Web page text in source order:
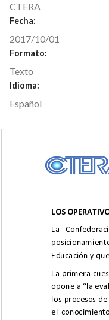
CTERA
Fecha:
2017/10/01
Formato:
Texto
Idioma:
Español